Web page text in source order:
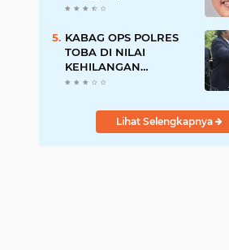
Pensiunan Guru dan
Pastikan Proses
Hukum Berjalan
KABAG OPS POLRES
TOBA DI NILAI
KEHILANGAN
INDEPENDENSI.
PENEMBOKAN TANAH
DI LAGUBOTI DAPAT
Lihat Selengkapnya